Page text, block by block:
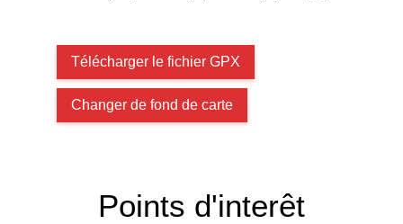
Télécharger le fichier GPX
Changer de fond de carte
Points d'interêt